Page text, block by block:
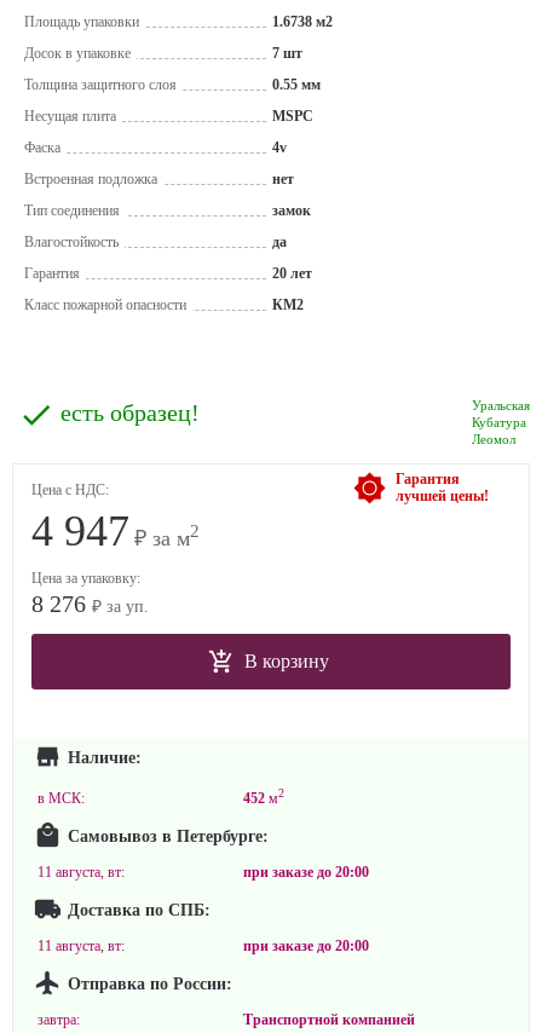
Площадь упаковки
1.6738 м2
Досок в упаковке
7 шт
Толщина защитного слоя
0.55 мм
Несущая плита
MSPC
Фаска
4v
Встроенная подложка
нет
Тип соединения
замок
Влагостойкость
да
Гарантия
20 лет
Класс пожарной опасности
КМ2
Уральская
Кубатура
Леомол
есть образец!
Гарантия
лучшей цены!
Цена с НДС:
4 947 ₽ за м2
Цена за упаковку:
8 276 ₽ за уп.
В корзину
Наличие:
в МСК: 452 м2
Самовывоз в Петербурге:
11 августа, вт: при заказе до 20:00
Доставка по СПБ:
11 августа, вт: при заказе до 20:00
Отправка по России:
завтра: Транспортной компанией